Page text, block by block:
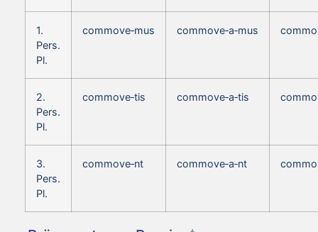
1.
Pers.
Pl.
commove‑mus commove‑a‑mus
2.
Pers.
Pl.
commove‑tis commove‑a‑tis
3.
Pers.
Pl.
commove‑nt commove‑a‑nt